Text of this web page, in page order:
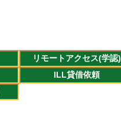
リモートアクセス(学認)
ILL貸借依頼